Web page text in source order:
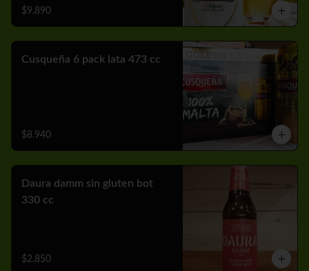
$9.890
Cusqueña 6 pack lata 473 cc
$8.940
Daura damm sin gluten bot
330 cc
$2.850